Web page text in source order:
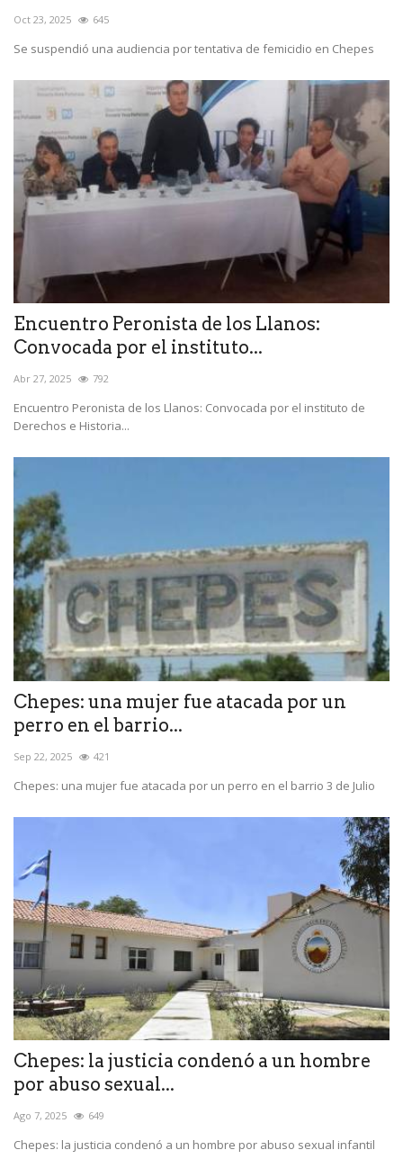
Oct 23, 2025 645
Se suspendió una audiencia por tentativa de femicidio en Chepes
Encuentro Peronista de los Llanos:
Convocada por el instituto...
Abr 27, 2025 792
Encuentro Peronista de los Llanos: Convocada por el instituto de
Derechos e Historia...
Chepes: una mujer fue atacada por un
perro en el barrio...
Sep 22, 2025 421
Chepes: una mujer fue atacada por un perro en el barrio 3 de Julio
Chepes: la justicia condenó a un hombre
por abuso sexual...
Ago 7, 2025 649
Chepes: la justicia condenó a un hombre por abuso sexual infantil